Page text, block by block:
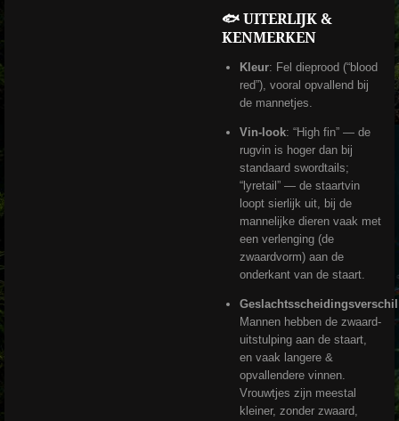
🐟 UITERLIJK &
KENMERKEN
Kleur: Fel dieprood (“blood
red”), vooral opvallend bij
de mannetjes.
Vin-look: “High fin” — de
rugvin is hoger dan bij
standaard swordtails;
“lyretail” — de staartvin
loopt sierlijk uit, bij de
mannelijke dieren vaak met
een verlenging (de
zwaardvorm) aan de
onderkant van de staart.
Geslachtsscheidingsverschil
Mannen hebben de zwaard-
uitstulping aan de staart,
en vaak langere &
opvallendere vinnen.
Vrouwtjes zijn meestal
kleiner, zonder zwaard,